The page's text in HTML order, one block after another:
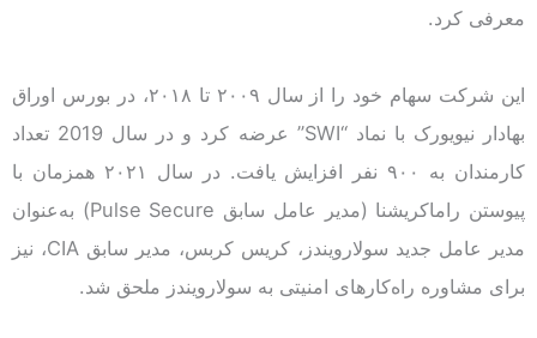
معرفی کرد.
این شرکت سهام خود را از سال ۲۰۰۹ تا ۲۰۱۸، در بورس اوراق
بهادار نیویورک با نماد “SWI” عرضه کرد و در سال 2019 تعداد
کارمندان به ۹۰۰ نفر افزایش یافت. در سال ۲۰۲۱ همزمان با
پیوستن راماکریشنا (مدیر عامل سابق Pulse Secure) به‌عنوان
مدیر عامل جدید سولارویندز، کریس کربس، مدیر سابق CIA، نیز
برای مشاوره راه‌کارهای امنیتی به سولارویندز ملحق شد.